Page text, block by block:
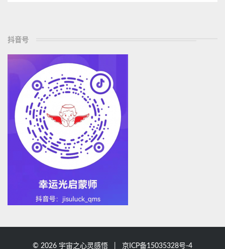
抖音号
© 2026 宇宙之心灵感悟 | 京ICP备15035328号-4